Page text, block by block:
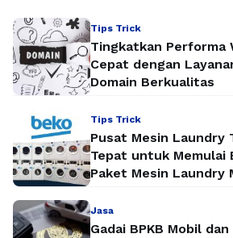
Tips Trick
Tingkatkan Performa
Cepat dengan
Domain Berkualitas
Tips Trick
Pusat Mesin Laundry
Tepat untuk Memulai
Paket Mesin Laundry
Jasa
Gadai BPKB Mobil dan